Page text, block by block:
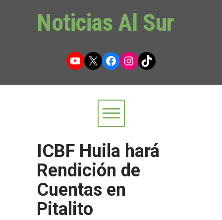
Noticias Al Sur
YouTube
X Facebook
Instagram
TikTok
ICBF Huila hará
Rendición de
Cuentas en
Pitalito